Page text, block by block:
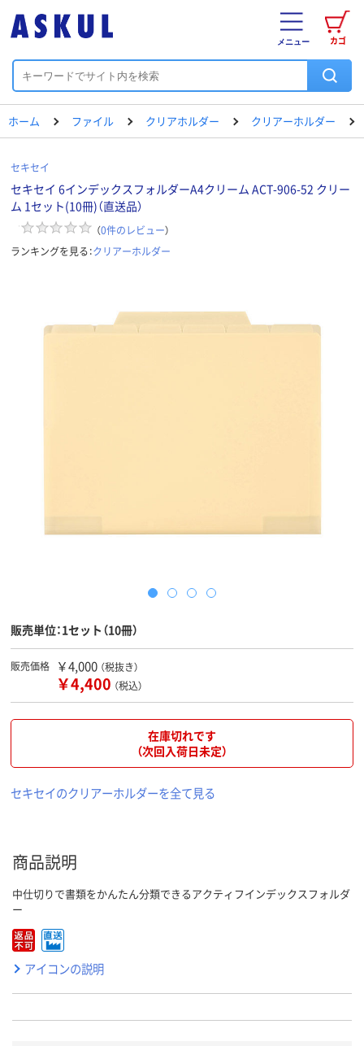
カゴ
メニュー
ホーム ファイル クリアホルダー クリアーホルダー
セキセイ
セキセイ 6インデックスフォルダーA4クリーム ACT-906-52 クリー
ム 1セット(10冊)（直送品）
（0件のレビュー）
ランキングを見る：クリアーホルダー
販売単位：1セット（10冊）
販売価格 ￥4,000 （税抜き）
￥4,400 （税込）
在庫切れです
（次回入荷日未定）
セキセイのクリアーホルダーを全て見る
商品説明
中仕切りで書類をかんたん分類できるアクティフインデックスフォルダ
ー
アイコンの説明